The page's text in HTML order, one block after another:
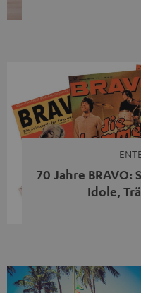
Streaming-System
moderne Streaming-
einem einzigen Gerät
Sound heute keine
70 Jahre
Idole,
1956 begleitet das